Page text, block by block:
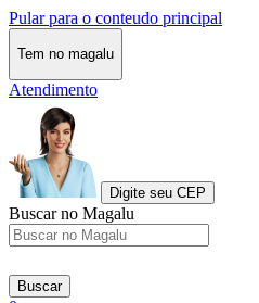
Pular para o conteudo principal
Tem no magalu
Atendimento
Digite seu CEP
Buscar no Magalu
Buscar